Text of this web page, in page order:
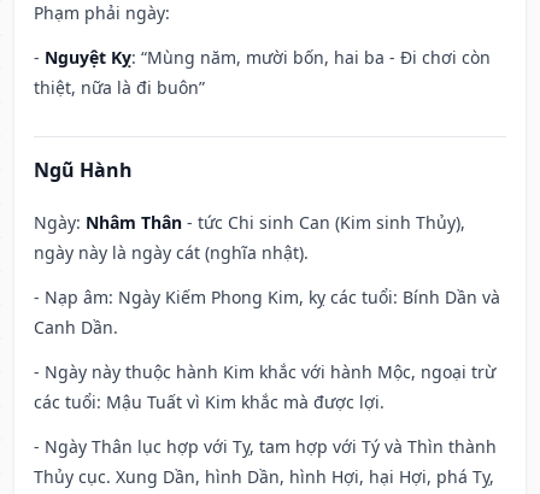
Phạm phải ngày:
- Nguyệt Kỵ: “Mùng năm, mười bốn, hai ba - Đi chơi còn
thiệt, nữa là đi buôn”
Ngũ Hành
Ngày: Nhâm Thân - tức Chi sinh Can (Kim sinh Thủy),
ngày này là ngày cát (nghĩa nhật).
- Nạp âm: Ngày Kiếm Phong Kim, kỵ các tuổi: Bính Dần và
Canh Dần.
- Ngày này thuộc hành Kim khắc với hành Mộc, ngoại trừ
các tuổi: Mậu Tuất vì Kim khắc mà được lợi.
- Ngày Thân lục hợp với Tỵ, tam hợp với Tý và Thìn thành
Thủy cục. Xung Dần, hình Dần, hình Hợi, hại Hợi, phá Tỵ,